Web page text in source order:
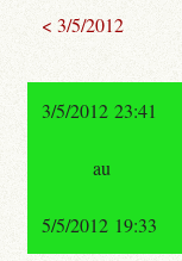
< 3/5/2012
3/5/2012 23:41
au
5/5/2012 19:33